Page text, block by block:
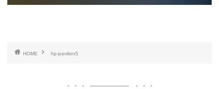
HOME hp-pavilion5